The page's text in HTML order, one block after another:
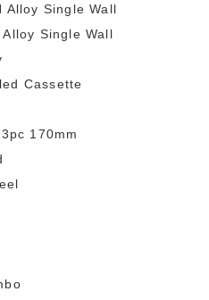
Alloy Single Wall
Single Wall
Cassette
170mm